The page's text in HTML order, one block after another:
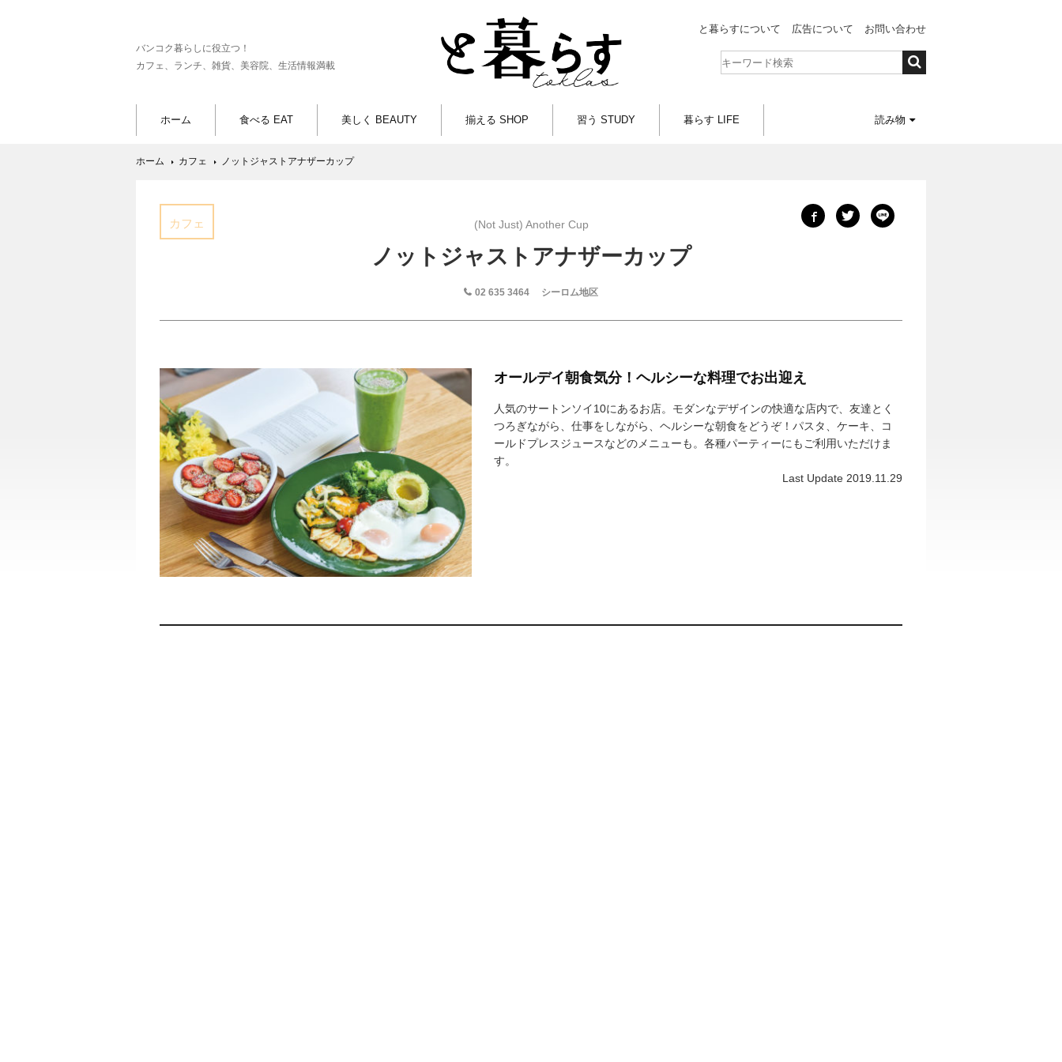
バンコク暮らしに役立つ！
カフェ、ランチ、雑貨、美容院、生活情報満載
と暮らすについて 広告について お問い合わせ
ホーム 食べる EAT 美しく BEAUTY 揃える SHOP 習う STUDY 暮らす LIFE 読み物
ホーム カフェ ノットジャストアナザーカップ
カフェ (Not Just) Another Cup
ノットジャストアナザーカップ
02 635 3464 シーロム地区
オールデイ朝食気分！ヘルシーな料理でお出迎え
人気のサートンソイ10にあるお店。モダンなデザインの快適な店内で、友達とく
つろぎながら、仕事をしながら、ヘルシーな朝食をどうぞ！パスタ、ケーキ、コ
ールドプレスジュースなどのメニューも。各種パーティーにもご利用いただけま
す。
Last Update 2019.11.29